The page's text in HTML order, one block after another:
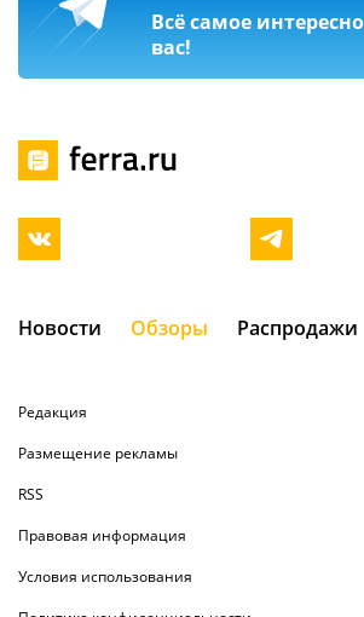
Всё самое
вас!
Новости Обзоры Распродажи
Редакция
Размещение рекламы
RSS
Правовая информация
Условия использования